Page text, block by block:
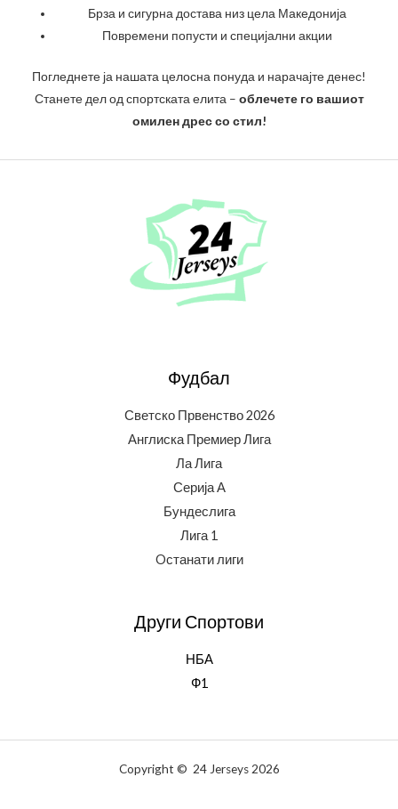
Брза и сигурна достава низ цела Македонија
Повремени попусти и специјални акции
Погледнете ја нашата целосна понуда и нарачајте денес!
Станете дел од спортската елита – облечете го вашиот
омилен дрес со стил!
Фудбал
Светско Првенство 2026
Англиска Премиер Лига
Ла Лига
Серија А
Бундеслига
Лига 1
Oстанати лиги
Други Спортови
НБА
Ф1
Copyright © 24 Jerseys 2026